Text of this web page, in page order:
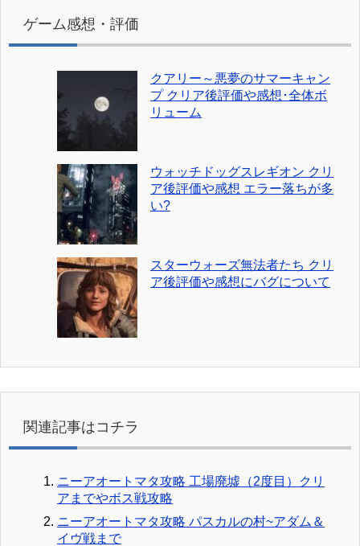
ゲーム感想・評価
クアリー～悪夢のサマーキャン
プ クリア後評価や感想･全体ボ
リューム
ウォッチドッグスレギオン クリ
ア後評価や感想 エラー落ちが多
い?
スターウォーズ無法者たち クリ
ア後評価や感想にバグについて
関連記事はコチラ
ニーアオートマタ攻略 工場廃墟（2度目）クリ
アまでやボス戦攻略
ニーアオートマタ攻略 パスカルの村~アダム＆
イヴ戦まで